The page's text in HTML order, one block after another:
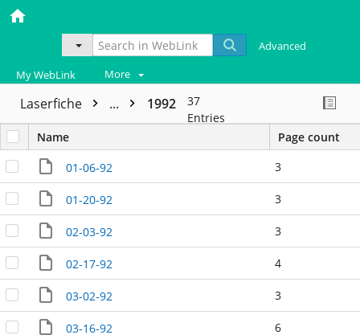
Advanced
My WebLink More
Laserfiche ... 1992
37
Entries
Name
Page count
01-06-92
3
01-20-92 3
02-03-92 3
02-17-92 4
03-02-92 3
03-16-92 6